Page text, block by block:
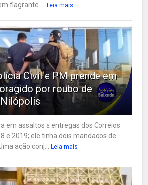
flagrante ...
Leia mais
Civil e PM prende em
por roubo de
em assaltos a entregas dos Correios
e 2019; ele tinha dois mandados de
ação conj...
Leia mais